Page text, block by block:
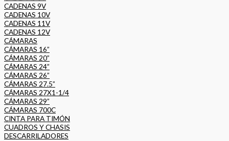
CADENAS 9V
CADENAS 10V
CADENAS 11V
CADENAS 12V
CÁMARAS
CÁMARAS 16”
CÁMARAS 20”
CÁMARAS 24”
CÁMARAS 26”
CÁMARAS 27.5”
CÁMARAS 27X1-1/4
CÁMARAS 29”
CÁMARAS 700C
CINTA PARA TIMÓN
CUADROS Y CHASIS
DESCARRILADORES